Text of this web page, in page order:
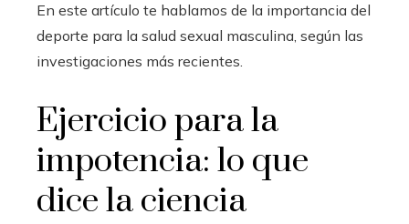
En este artículo te hablamos de la importancia del
deporte para la salud sexual masculina, según las
investigaciones más recientes.
Ejercicio para la
impotencia: lo que
dice la ciencia